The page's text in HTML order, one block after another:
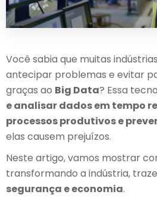
Você sabia que muitas
antecipar problemas e evitar
graças ao Big Data? Essa
e analisar dados em tempo
processos produtivos e
elas causem prejuízos.
Neste artigo, vamos mostrar
transformando a indústria,
segurança e economia.